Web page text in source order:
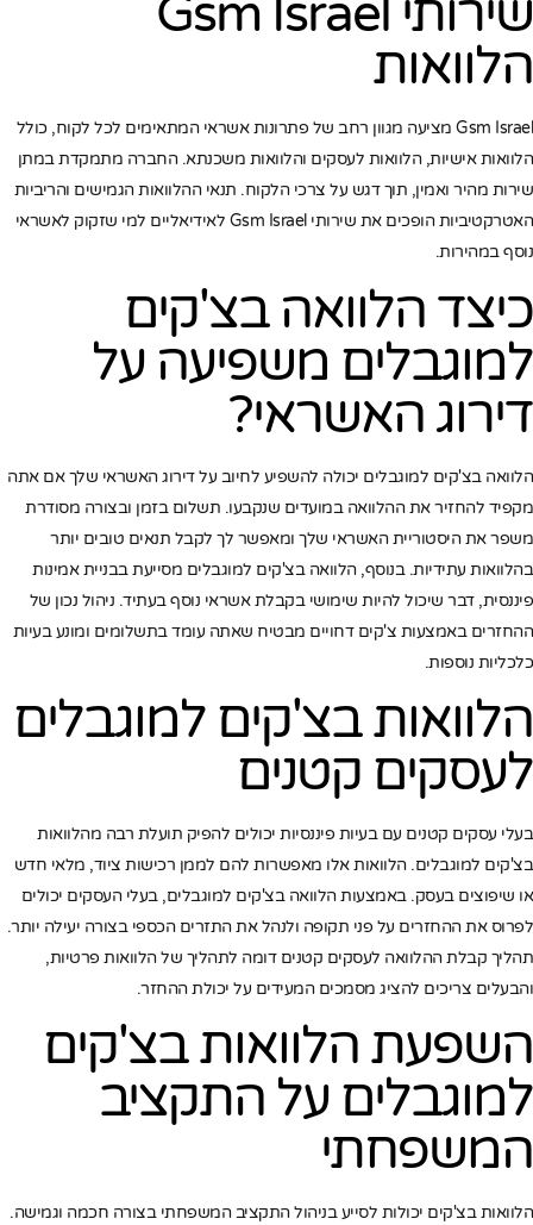
שירותי Gsm Israel
הלוואות
Gsm Israel מציעה מגוון רחב של פתרונות אשראי המתאימים לכל לקוח, כולל
הלוואות אישיות, הלוואות לעסקים והלוואות משכנתא. החברה מתמקדת במתן
שירות מהיר ואמין, תוך דגש על צרכי הלקוח. תנאי ההלוואות הגמישים והריביות
האטרקטיביות הופכים את שירותי Gsm Israel לאידיאליים למי שזקוק לאשראי
נוסף במהירות.
כיצד הלוואה בצ'קים
למוגבלים משפיעה על
דירוג האשראי?
הלוואה בצ'קים למוגבלים יכולה להשפיע לחיוב על דירוג האשראי שלך אם אתה
מקפיד להחזיר את ההלוואה במועדים שנקבעו. תשלום בזמן ובצורה מסודרת
משפר את היסטוריית האשראי שלך ומאפשר לך לקבל תנאים טובים יותר
בהלוואות עתידיות. בנוסף, הלוואה בצ'קים למוגבלים מסייעת בבניית אמינות
פיננסית, דבר שיכול להיות שימושי בקבלת אשראי נוסף בעתיד. ניהול נכון של
ההחזרים באמצעות צ'קים דחויים מבטיח שאתה עומד בתשלומים ומונע בעיות
כלכליות נוספות.
הלוואות בצ'קים למוגבלים
לעסקים קטנים
בעלי עסקים קטנים עם בעיות פיננסיות יכולים להפיק תועלת רבה מהלוואות
בצ'קים למוגבלים. הלוואות אלו מאפשרות להם לממן רכישות ציוד, מלאי חדש
או שיפוצים בעסק. באמצעות הלוואה בצ'קים למוגבלים, בעלי העסקים יכולים
לפרוס את ההחזרים על פני תקופה ולנהל את התזרים הכספי בצורה יעילה יותר.
תהליך קבלת ההלוואה לעסקים קטנים דומה לתהליך של הלוואות פרטיות,
והבעלים צריכים להציג מסמכים המעידים על יכולת ההחזר.
השפעת הלוואות בצ'קים
למוגבלים על התקציב
המשפחתי
הלוואות בצ'קים יכולות לסייע בניהול התקציב המשפחתי בצורה חכמה וגמישה.